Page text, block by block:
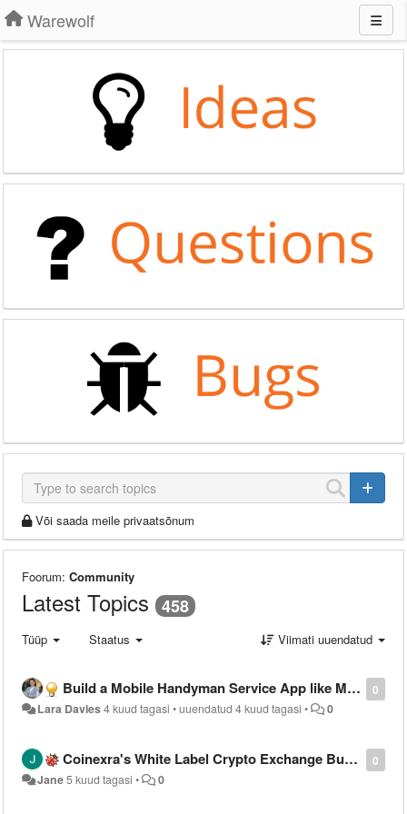
Warewolf
Või saada meile privaatsõnum
Foorum: Community
Latest Topics 458
Tüüp Staatus Viimati uuendatud
0
Build a Mobile Handyman Service App like MyBuilder
Lara Davies4 kuud tagasi •uuendatud4 kuud tagasi • 0
0
Coinexra's White Label Crypto Exchange Built to Meet Global Compliance Standards
Jane5 kuud tagasi • 0